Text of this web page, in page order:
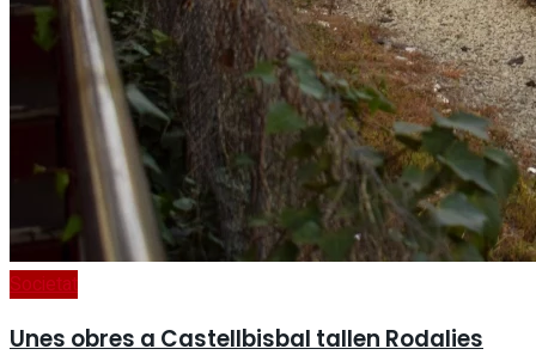
Societat
Unes obres a Castellbisbal tallen Rodalies